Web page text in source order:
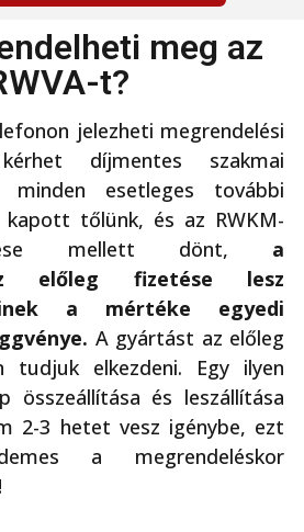
meg az
t?
jelezheti megrendelési
díjmentes szakmai
minden esetleges további
kapott tőlünk, és az RWKM-
mellett dönt, a
előleg fizetése lesz
a mértéke egyedi
A gyártást az előleg
tudjuk elkezdeni. Egy ilyen
összeállítása és leszállítása
2-3 hetet vesz igénybe, ezt
a megrendeléskor